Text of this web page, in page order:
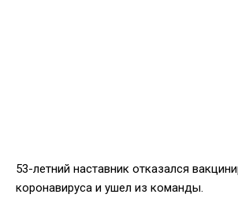
53-летний наставник отказался
коронавируса и ушел из команды.